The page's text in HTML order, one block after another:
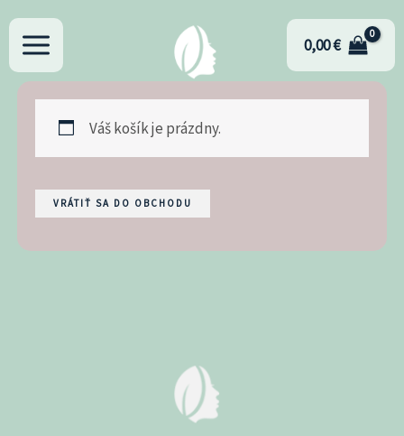
obsah
0,00€
Váš košík je prázdny.
VRÁTIŤ SA DO OBCHODU